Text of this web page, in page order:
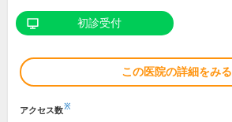
初診受付
この医院の詳細をみる
アクセス数※